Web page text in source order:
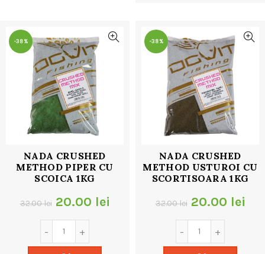
-38%
NADA CRUSHED
METHOD PIPER CU
SCOICA 1KG
32.00lei Prețul
inițial
a
20.00 lei
-38%
NADA CRUSHED
METHOD USTUROI CU
SCORTISOARA 1KG
32.00lei Prețul
inițial
a
20.00 lei